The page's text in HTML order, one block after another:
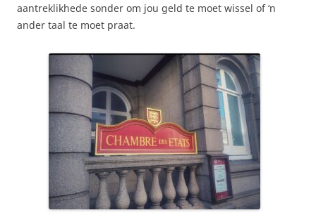
aantreklikhede sonder om jou geld te moet wissel of ‘n
ander taal te moet praat.